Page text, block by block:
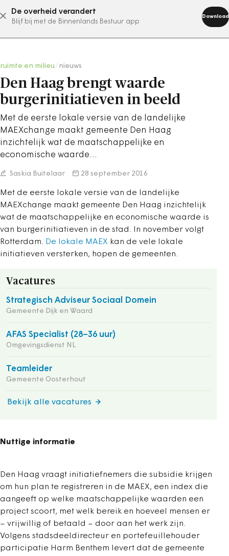
De overheid verandert
Blijf bij met de Binnenlands Bestuur app
Download
abonneer nu
ruimte en milieu nieuws
Den Haag brengt waarde
burgerinitiatieven in beeld
Met de eerste lokale versie van de landelijke
MAEXchange maakt gemeente Den Haag
inzichtelijk wat de maatschappelijke en
economische waarde…
Saskia Buitelaar 28 september 2016
Met de eerste lokale versie van de landelijke
MAEXchange maakt gemeente Den Haag inzichtelijk
wat de maatschappelijke en economische waarde is
van burgerinitiatieven in de stad. In november volgt
Rotterdam. De lokale MAEX kan de vele lokale
initiatieven versterken, hopen de gemeenten.
Vacatures
Strategisch Adviseur Sociaal Domein
Gemeente Dijk en Waard
AFAS Specialist (28–36 uur)
Omgevingsdienst NL
Teamleider
Gemeente Oosterhout
Bekijk alle vacatures
Nuttige informatie
Den Haag vraagt initiatiefnemers die subsidie krijgen
om hun plan te registreren in de MAEX, een index die
aangeeft op welke maatschappelijke waarden een
project scoort, met welk bereik en hoeveel mensen er
– vrijwillig of betaald – door aan het werk zijn.
Volgens stadsdeeldirecteur en portefeuillehouder
participatie Harm Benthem levert dat de gemeente